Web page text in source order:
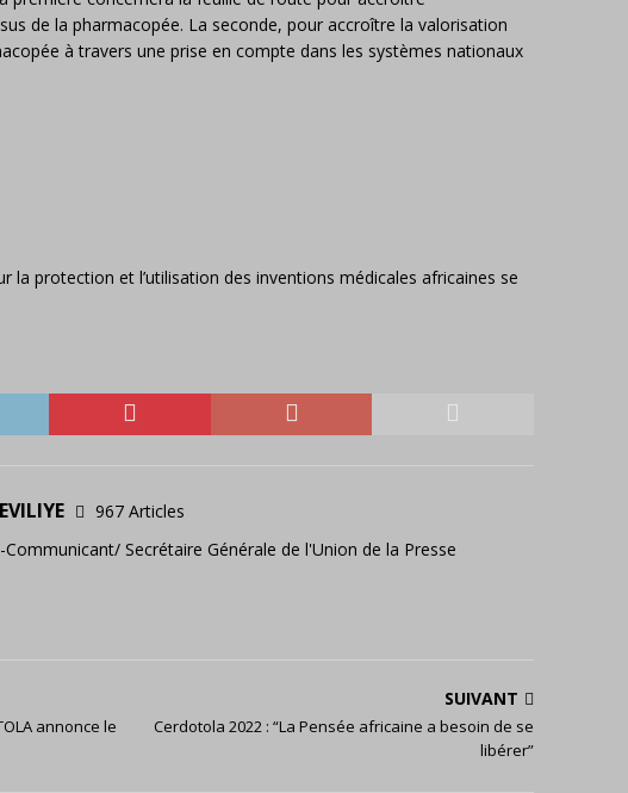
de la pharmacopée. La seconde, pour accroître la valorisation
à travers une prise en compte dans les systèmes nationaux
la protection et l’utilisation des inventions médicales africaines se
967 Articles
Communicant/ Secrétaire Générale de l'Union de la Presse
annonce le
SUIVANT
Cerdotola 2022 : “La Pensée africaine a besoin de se
libérer”